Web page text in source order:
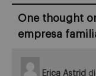
One thought
empresa
Erica Astrid